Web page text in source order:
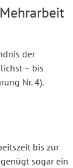
der
– bis
Nr. 4).
bis zur
sogar ein